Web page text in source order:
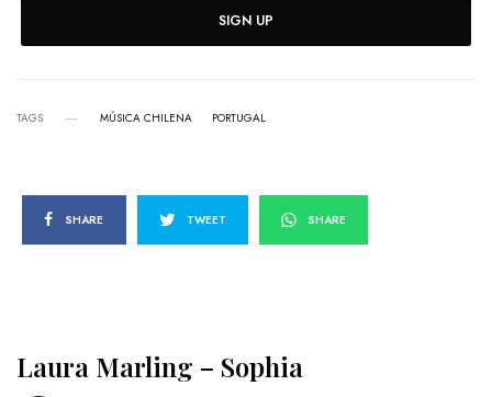
SIGN UP
TAGS MÚSICA CHILENA PORTUGAL
SHARE TWEET SHARE
Laura Marling – Sophia